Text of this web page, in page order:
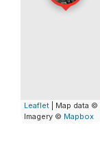
Leaflet | Map data ©
Imagery © Mapbox